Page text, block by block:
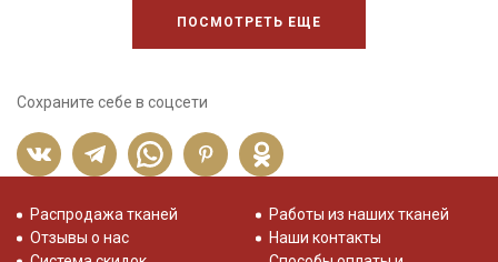
ПОСМОТРЕТЬ ЕЩЕ
Сохраните себе в соцсети
Распродажа тканей
Отзывы о нас
Работы из наших тканей
Наши контакты